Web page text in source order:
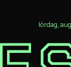
lördag,